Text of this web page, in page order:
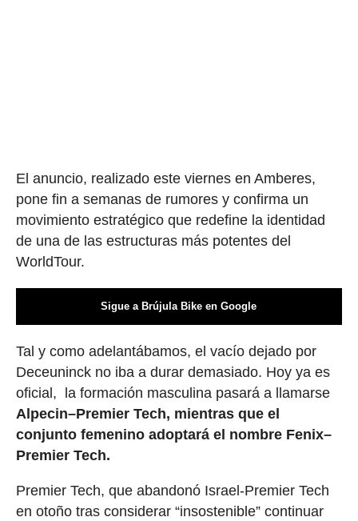
El anuncio, realizado este viernes en Amberes,
pone fin a semanas de rumores y confirma un
movimiento estratégico que redefine la identidad
de una de las estructuras más potentes del
WorldTour.
Sigue a Brújula Bike en Google
Tal y como adelantábamos, el vacío dejado por
Deceuninck no iba a durar demasiado. Hoy ya es
oficial, la formación masculina pasará a llamarse
Alpecin–Premier Tech, mientras que el
conjunto femenino adoptará el nombre Fenix–
Premier Tech.
Premier Tech, que abandonó Israel-Premier Tech
en otoño tras considerar “insostenible” continuar